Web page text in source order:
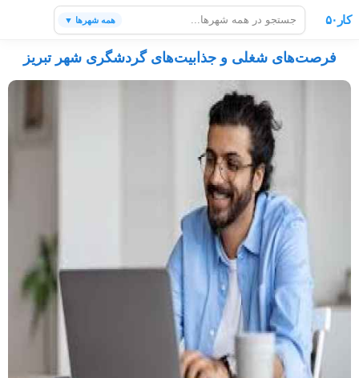
کار۵۰ همه شهرها ▼
فرصت‌های شغلی و جذابیت‌های گردشگری شهر تبریز